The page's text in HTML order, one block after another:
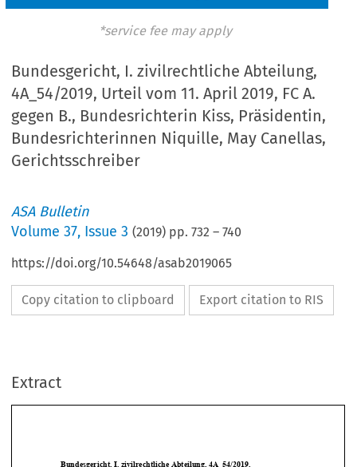
*service fee may apply
Bundesgericht, I. zivilrechtliche Abteilung,
4A_54/2019, Urteil vom 11. April 2019, FC A.
gegen B., Bundesrichterin Kiss, Präsidentin,
Bundesrichterinnen Niquille, May Canellas,
Gerichtsschreiber
ASA Bulletin
Volume37, Issue 3 (2019) pp.732 –740
https://doi.org/10.54648/asab2019065
Copy citation to clipboard Export citation to RIS
Extract

Gerichtsschreiber Leemann.